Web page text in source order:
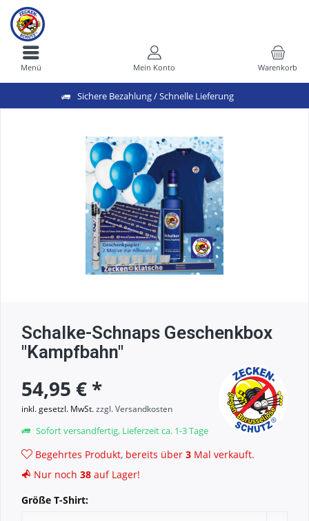
Sichere Bezahlung / Schnelle Lieferung
Warenkorb
Mein Konto
Menü
Schalke-Schnaps Geschenkbox
"Kampfbahn"
54,95 € *
inkl. gesetzl. MwSt.zzgl. Versandkosten
Sofort versandfertig, Lieferzeit ca. 1-3 Tage
Begehrtes Produkt, bereits über 3 Mal verkauft.
Nur noch 38 auf Lager!
Größe T-Shirt: